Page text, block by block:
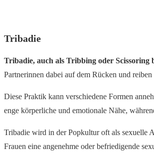
Tribadie
Tribadie, auch als Tribbing oder Scissoring
Partnerinnen dabei auf dem Rücken und
Diese Praktik kann verschiedene Formen
enge körperliche und emotionale Nähe,
Tribadie wird in der Popkultur oft als sexuelle
Frauen eine angenehme oder befriedigende